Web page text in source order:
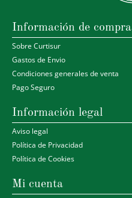
Información de compra
Sobre Curtisur
Gastos de Envio
Condiciones generales de venta
Pago Seguro
Información legal
Aviso legal
Política de Privacidad
Política de Cookies
Mi cuenta